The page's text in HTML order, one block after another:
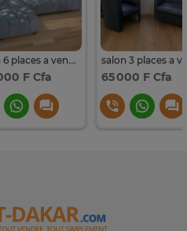
salon 6 places a vendre
F Cfa 65 000 F Cfa